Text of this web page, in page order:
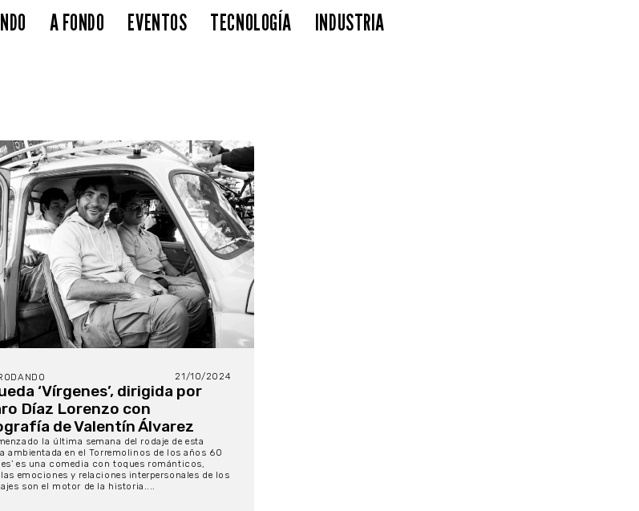
A FONDO EVENTOS TECNOLOGÍA INDUSTRIA
21/10/2024
‘Vírgenes’, dirigida por
Díaz Lorenzo con
de Valentín Álvarez
la última semana del rodaje de esta
ambientada en el Torremolinos de los años 60
es una comedia con toques románticos,
emociones y relaciones interpersonales de los
son el motor de la historia....